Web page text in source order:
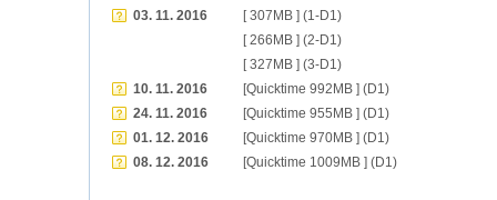
03. 11. 2016
[ 307MB ] (1-D1)
[ 266MB ] (2-D1)
[ 327MB ] (3-D1)
10. 11. 2016
[Quicktime 992MB ] (D1)
24. 11. 2016
[Quicktime 955MB ] (D1)
01. 12. 2016
[Quicktime 970MB ] (D1)
08. 12. 2016
[Quicktime 1009MB ] (D1)